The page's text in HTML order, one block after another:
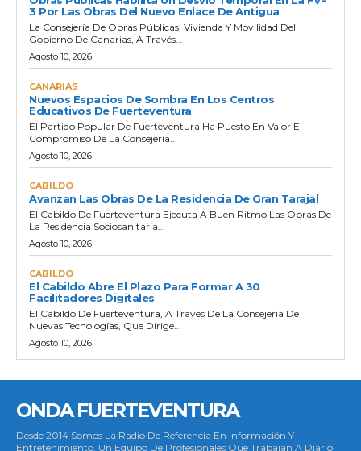
3 Por Las Obras Del Nuevo Enlace De Antigua
La Consejería De Obras Públicas, Vivienda Y Movilidad Del
Gobierno De Canarias, A Través...
Agosto 10, 2026
CANARIAS
Nuevos Espacios De Sombra En Los Centros
Educativos De Fuerteventura
El Partido Popular De Fuerteventura Ha Puesto En Valor El
Compromiso De La Consejería...
Agosto 10, 2026
CABILDO
Avanzan Las Obras De La Residencia De Gran Tarajal
El Cabildo De Fuerteventura Ejecuta A Buen Ritmo Las Obras De
La Residencia Sociosanitaria...
Agosto 10, 2026
CABILDO
El Cabildo Abre El Plazo Para Formar A 30
Facilitadores Digitales
El Cabildo De Fuerteventura, A Través De La Consejería De
Nuevas Tecnologías, Que Dirige...
Agosto 10, 2026
ONDA FUERTEVENTURA
Desde 2014 Somos La Radio De Referencia En Información Y
Entretenimiento. Un Equipo De Profesionales Que Trabajan A Diario